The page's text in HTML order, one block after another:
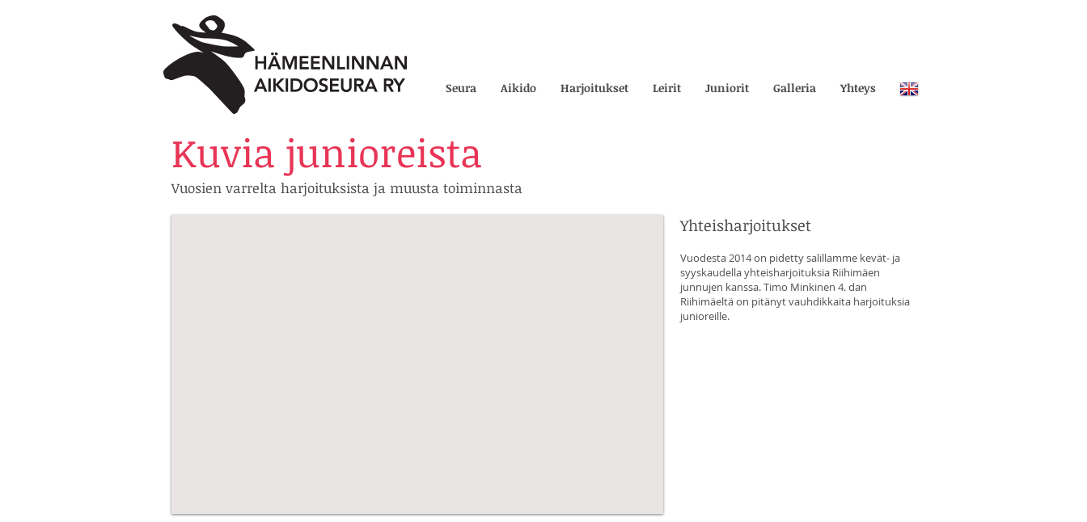
Seura Aikido Harjoitukset Leirit Juniorit Galleria Yhteys
Kuvia junioreista
Vuosien varrelta harjoituksista ja muusta toiminnasta
Yhteisharjoitukset
Vuodesta 2014 on pidetty salillamme kevät- ja
syyskaudella yhteisharjoituksia Riihimäen
junnujen kanssa. Timo Minkinen 4. dan
Riihimäeltä on pitänyt vauhdikkaita harjoituksia
junioreille.